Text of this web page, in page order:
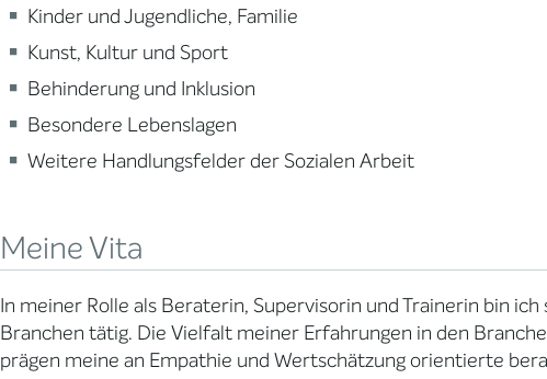
Kinder und Jugendliche, Familie
Kunst, Kultur und Sport
Behinderung und Inklusion
Besondere Lebenslagen
Weitere Handlungsfelder der Sozialen Arbeit
Meine Vita
In meiner Rolle als Beraterin, Supervisorin und Trainerin bin
Branchen tätig. Die Vielfalt meiner Erfahrungen in den
prägen meine an Empathie und Wertschätzung orientierte